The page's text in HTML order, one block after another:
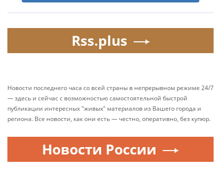
Rss.plus
Новости последнего часа со всей страны в непрерывном режиме 24/7
— здесь и сейчас с возможностью самостоятельной быстрой
публикации интересных "живых" материалов из Вашего города и
региона. Все новости, как они есть — честно, оперативно, без купюр.
Новости России